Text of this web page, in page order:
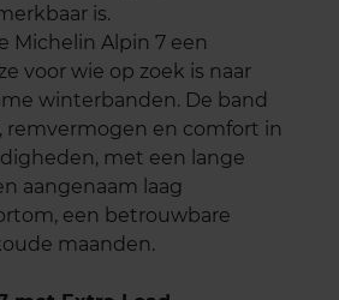
is.
Michelin Alpin 7 een
voor wie op zoek is naar
winterbanden. De band
remvermogen en comfort in
met een lange
aangenaam laag
een betrouwbare
maanden.